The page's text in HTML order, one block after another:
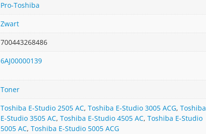
Pro-Toshiba
Zwart
700443268486
6AJ00000139
Toner
Toshiba E-Studio 2505 AC, Toshiba E-Studio 3005 ACG, Toshiba
E-Studio 3505 AC, Toshiba E-Studio 4505 AC, Toshiba E-Studio
5005 AC, Toshiba E-Studio 5005 ACG